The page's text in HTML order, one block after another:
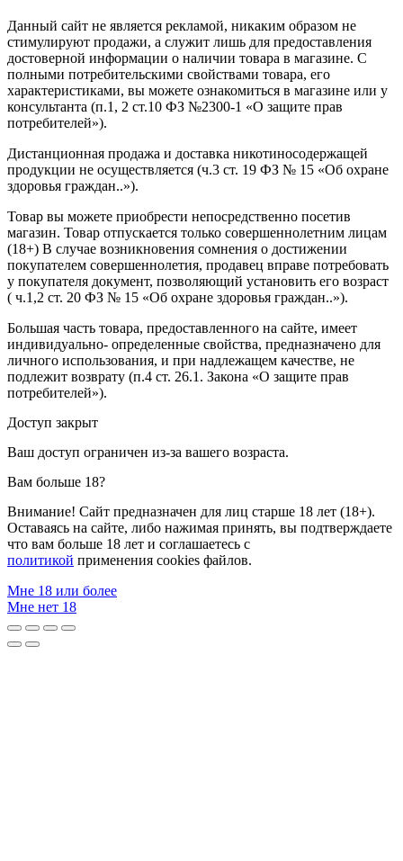
Данный сайт не является рекламой, никаким образом не
стимулируют продажи, а служит лишь для предоставления
достоверной информации о наличии товара в магазине. С
полными потребительскими свойствами товара, его
характеристиками, вы можете ознакомиться в магазине или у
консультанта (п.1, 2 ст.10 ФЗ №2300-1 «О защите прав
потребителей»).
Дистанционная продажа и доставка никотиносодержащей
продукции не осуществляется (ч.3 ст. 19 ФЗ № 15 «Об охране
здоровья граждан..»).
Товар вы можете приобрести непосредственно посетив
магазин. Товар отпускается только совершеннолетним лицам
(18+) В случае возникновения сомнения о достижении
покупателем совершеннолетия, продавец вправе потребовать
у покупателя документ, позволяющий установить его возраст
( ч.1,2 ст. 20 ФЗ № 15 «Об охране здоровья граждан..»).
Большая часть товара, предоставленного на сайте, имеет
индивидуально- определенные свойства, предназначено для
личного использования, и при надлежащем качестве, не
подлежит возврату (п.4 ст. 26.1. Закона «О защите прав
потребителей»).
Доступ закрыт
Ваш доступ ограничен из-за вашего возраста.
Вам больше 18?
Внимание! Сайт предназначен для лиц старше 18 лет (18+).
Оставаясь на сайте, либо нажимая принять, вы подтверждаете
что вам больше 18 лет и соглашаетесь с
политикой применения cookies файлов.
Мне 18 или более
Мне нет 18